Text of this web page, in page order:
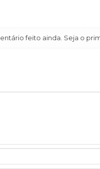
feito ainda. Seja o